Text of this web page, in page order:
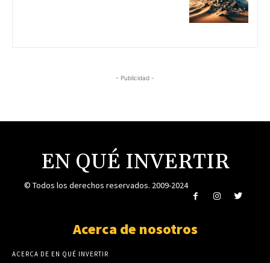
- Publicidad -
EN QUÉ INVERTIR
© Todos los derechos reservados. 2009-2024
Acerca de nosotros
ACERCA DE EN QUÉ INVERTIR